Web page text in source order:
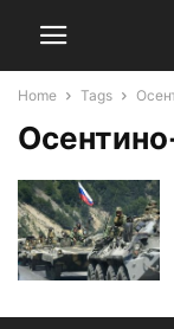
Home Tags